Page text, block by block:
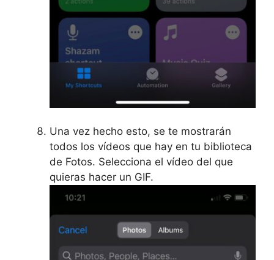
Una vez hecho esto, se te mostrarán
todos los vídeos que hay en tu biblioteca
de Fotos. Selecciona el vídeo del que
quieras hacer un GIF.